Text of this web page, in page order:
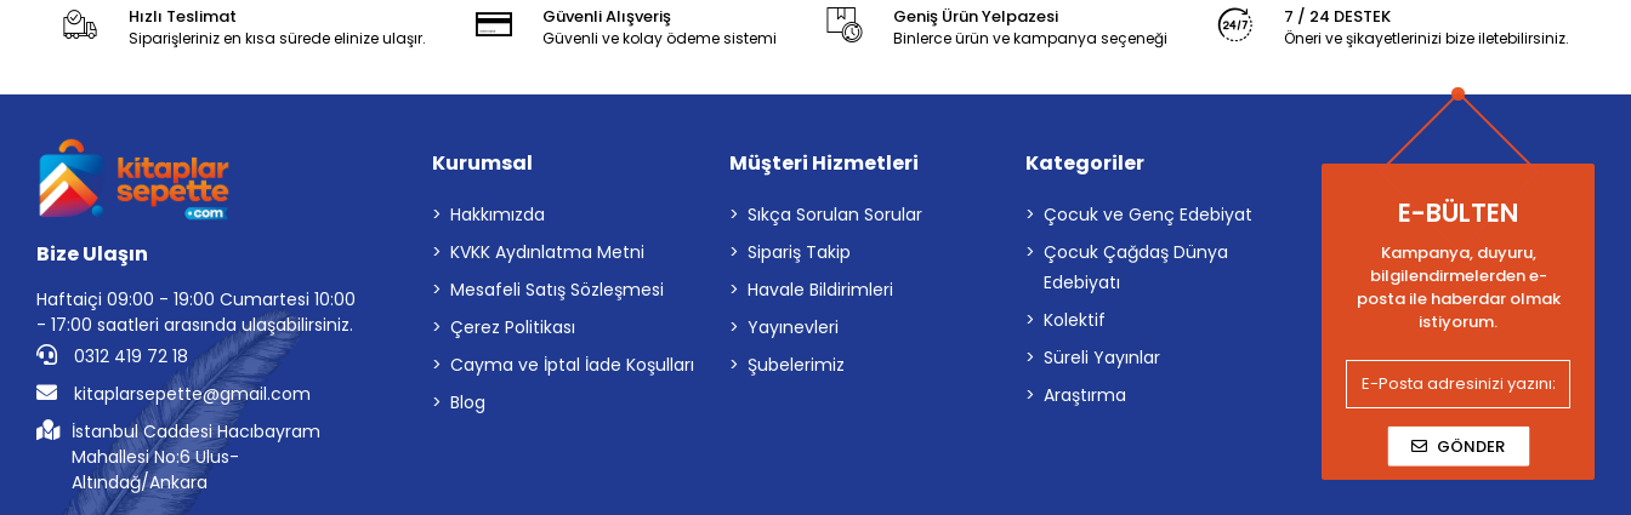
Hızlı Teslimat
Siparişleriniz en kısa sürede elinize ulaşır.
Güvenli Alışveriş
Güvenli ve kolay ödeme sistemi
Geniş Ürün Yelpazesi
Binlerce ürün ve kampanya seçeneği
7 / 24 DESTEK
Öneri ve şikayetlerinizi bize iletebilirsiniz.
Bize Ulaşın
Haftaiçi 09:00 - 19:00 Cumartesi 10:00
- 17:00 saatleri arasında ulaşabilirsiniz.
0312 419 72 18
kitaplarsepette@gmail.com
İstanbul Caddesi Hacıbayram
Mahallesi No:6 Ulus-
Altındağ/Ankara
Kurumsal
Hakkımızda
KVKK Aydınlatma Metni
Mesafeli Satış Sözleşmesi
Çerez Politikası
Cayma ve İptal İade Koşulları
Blog
Müşteri Hizmetleri
Sıkça Sorulan Sorular
Sipariş Takip
Havale Bildirimleri
Yayınevleri
Şubelerimiz
Kategoriler
Çocuk ve Genç Edebiyat
Çocuk Çağdaş Dünya
Edebiyatı
Kolektif
Süreli Yayınlar
Araştırma
E-BÜLTEN
Kampanya, duyuru,
bilgilendirmelerden e-
posta ile haberdar olmak
istiyorum.
GÖNDER